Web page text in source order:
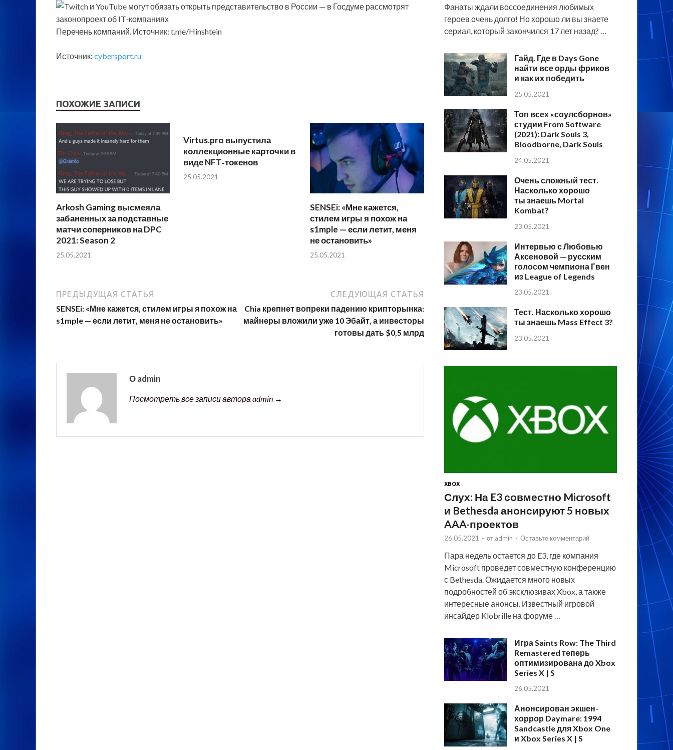
Перечень компаний. Источник: t.me/Hinshtein
Источник: cybersport.ru
ПОХОЖИЕ ЗАПИСИ
Arkosh Gaming высмеяла
забаненных за подставные
матчи соперников на DPC
2021: Season 2
25.05.2021
Virtus.pro выпустила
коллекционные карточки в
виде NFT‑токенов
25.05.2021
SENSEi: «Мне кажется,
стилем игры я похож на
s1mple — если летит, меня
не остановить»
25.05.2021
ПРЕДЫДУЩАЯ СТАТЬЯ
SENSEi: «Мне кажется, стилем игры я похож на
s1mple — если летит, меня не остановить»
СЛЕДУЮЩАЯ СТАТЬЯ
Chia крепнет вопреки падению крипторынка:
майнеры вложили уже 10 Эбайт, а инвесторы
готовы дать $0,5 млрд
О admin
Посмотреть все записи автора admin →
Фанаты ждали воссоединения любимых
героев очень долго! Но хорошо ли вы знаете
сериал, который закончился 17 лет назад? …
Гайд. Где в Days Gone
найти все орды фриков
и как их победить
25.05.2021
Топ всех «соулсборнов»
студии From Software
(2021): Dark Souls 3,
Bloodborne, Dark Souls
24.05.2021
Очень сложный тест.
Насколько хорошо
ты знаешь Mortal
Kombat?
23.05.2021
Интервью с Любовью
Аксеновой — русским
голосом чемпиона Гвен
из League of Legends
23.05.2021
Тест. Насколько хорошо
ты знаешь Mass Effect 3?
23.05.2021
XBOX
Слух: На E3 совместно Microsoft
и Bethesda анонсируют 5 новых
AAA-проектов
26.05.2021 - от admin - Оставьте комментарий
Пара недель остается до E3, где компания
Microsoft проведет совместную конференцию
с Bethesda. Ожидается много новых
подробностей об эксклюзивах Xbox, а также
интересные анонсы. Известный игровой
инсайдер Klobrille на форуме …
Игра Saints Row: The Third
Remastered теперь
оптимизирована до Xbox
Series X | S
26.05.2021
Анонсирован экшен-
хоррор Daymare: 1994
Sandcastle для Xbox One
и Xbox Series X | S